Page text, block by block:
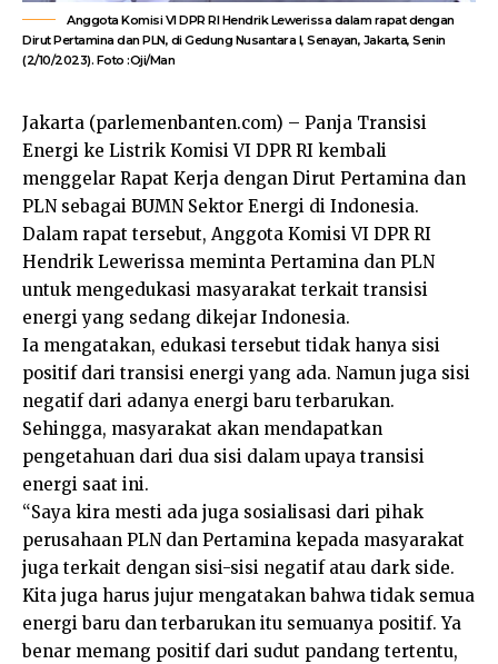
Anggota Komisi VI DPR RI Hendrik Lewerissa dalam rapat dengan
Dirut Pertamina dan PLN, di Gedung Nusantara I, Senayan, Jakarta, Senin
(2/10/2023). Foto :Oji/Man
Jakarta (parlemenbanten.com) – Panja Transisi
Energi ke Listrik Komisi VI DPR RI kembali
menggelar Rapat Kerja dengan Dirut Pertamina dan
PLN sebagai BUMN Sektor Energi di Indonesia.
Dalam rapat tersebut, Anggota Komisi VI DPR RI
Hendrik Lewerissa meminta Pertamina dan PLN
untuk mengedukasi masyarakat terkait transisi
energi yang sedang dikejar Indonesia.
Ia mengatakan, edukasi tersebut tidak hanya sisi
positif dari transisi energi yang ada. Namun juga sisi
negatif dari adanya energi baru terbarukan.
Sehingga, masyarakat akan mendapatkan
pengetahuan dari dua sisi dalam upaya transisi
energi saat ini.
“Saya kira mesti ada juga sosialisasi dari pihak
perusahaan PLN dan Pertamina kepada masyarakat
juga terkait dengan sisi-sisi negatif atau dark side.
Kita juga harus jujur mengatakan bahwa tidak semua
energi baru dan terbarukan itu semuanya positif. Ya
benar memang positif dari sudut pandang tertentu,